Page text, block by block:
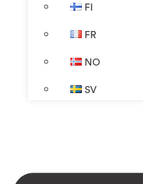
FI
FR
NO
SV